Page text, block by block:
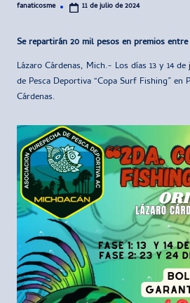
Publicado
fanaticosme 11 de julio de 2024
Se repartirán 20 mil pesos en premios
Lázaro Cárdenas, Mich.- Los días 13 y 14
de Pesca Deportiva “Copa Surf Fishing” en
Cárdenas.